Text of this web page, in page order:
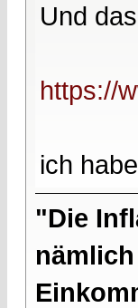
Und
https://
ich
"Die